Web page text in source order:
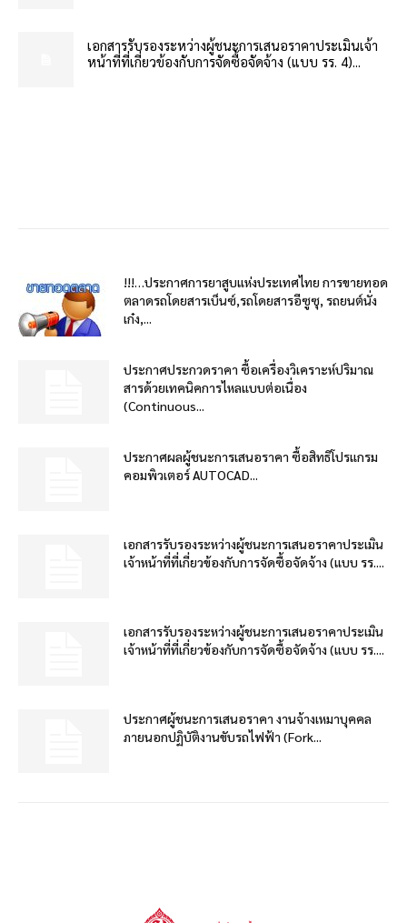
เอกสารรับรองระหว่างผู้ชนะการเสนอราคาประเมินเจ้า
หน้าที่ที่เกี่ยวข้องกับการจัดซื้อจัดจ้าง (แบบ รร. 4)...
!!!…ประกาศการยาสูบแห่งประเทศไทย การขายทอด
ตลาดรถโดยสารเบ็นซ์,รถโดยสารอีซูซุ, รถยนต์นั่ง
เก๋ง,...
ประกาศประกวดราคา ซื้อเครื่องวิเคราะห์ปริมาณ
สารด้วยเทคนิคการไหลแบบต่อเนื่อง
(Continuous...
ประกาศผลผู้ชนะการเสนอราคา ซื้อสิทธิโปรแกรม
คอมพิวเตอร์ AUTOCAD...
เอกสารรับรองระหว่างผู้ชนะการเสนอราคาประเมิน
เจ้าหน้าที่ที่เกี่ยวข้องกับการจัดซื้อจัดจ้าง (แบบ รร....
เอกสารรับรองระหว่างผู้ชนะการเสนอราคาประเมิน
เจ้าหน้าที่ที่เกี่ยวข้องกับการจัดซื้อจัดจ้าง (แบบ รร....
ประกาศผู้ชนะการเสนอราคา งานจ้างเหมาบุคคล
ภายนอกปฏิบัติงานขับรถไฟฟ้า (Fork...